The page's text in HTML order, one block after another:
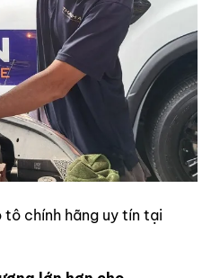
tô chính hãng uy tín tại